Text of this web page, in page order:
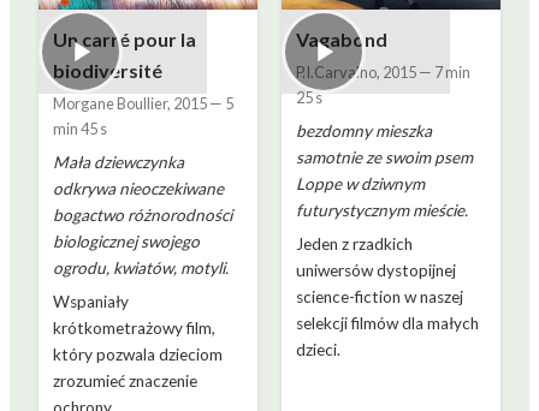
Un carré pour la
biodiversité
Morgane Boullier, 2015— 5
min 45 s
Mała dziewczynka
odkrywa nieoczekiwane
bogactwo różnorodności
biologicznej swojego
ogrodu, kwiatów, motyli.
Wspaniały
krótkometrażowy film,
który pozwala dzieciom
zrozumieć znaczenie
Vagabond
P.I.Carvalho, 2015— 7 min
25 s
bezdomny mieszka
samotnie ze swoim psem
Loppe w dziwnym
futurystycznym mieście.
Jeden z rzadkich
uniwersów dystopijnej
science-fiction w naszej
selekcji filmów dla małych
dzieci.